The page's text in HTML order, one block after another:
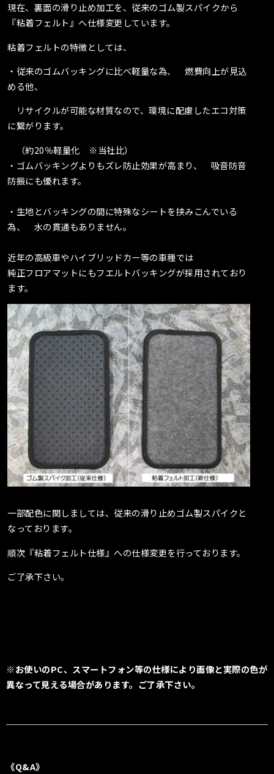
現在、裏面の滑り止め加工を、従来のゴム製スパイクから
『粘着フェルト』へ仕様変更しています。
粘着フェルトの特徴としては、
・従来のゴムバッキングに比べ軽量な為、 燃費向上が見込
める他、
リサイクルが可能な材質なので、環境に配慮したエコ対策
に繋がります。
（約20％軽量化 ※当社比）
・ゴムバッキングよりもズレ防止効果が高まり、 吸音防音
防振にも優れます。
・生地とバッキングの間に特殊なシートを挟みこんでいる
為、 水の貫通もありません。
近年の高級車やハイブリッドカー等の車種では
純正フロアマットにもフエルトバッキングが採用されており
ます。
一部配色に関しましては、従来の滑り止めゴム製スパイクと
なっております。
順次『粘着フェルト仕様』への仕様変更を行っております。
ご了承下さい。
※お使いのPC、スマートフォン等の仕様により画像と実際の色が
異なって見える場合があります。ご了承下さい。
《Q&A》